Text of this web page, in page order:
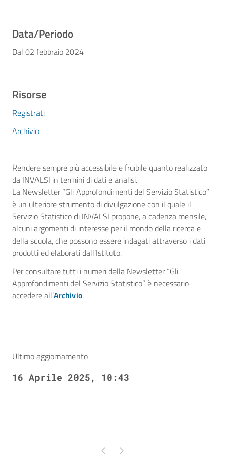
Data/Periodo
Dal 02 febbraio 2024
Risorse
Registrati
Archivio
Rendere sempre più accessibile e fruibile quanto realizzato
da INVALSI in termini di dati e analisi.
La Newsletter “Gli Approfondimenti del Servizio Statistico”
è un ulteriore strumento di divulgazione con il quale il
Servizio Statistico di INVALSI propone, a cadenza mensile,
alcuni argomenti di interesse per il mondo della ricerca e
della scuola, che possono essere indagati attraverso i dati
prodotti ed elaborati dall’Istituto.
Per consultare tutti i numeri della Newsletter “Gli
Approfondimenti del Servizio Statistico” è necessario
accedere all’Archivio.
Ultimo aggiornamento
16 Aprile 2025, 10:43
Pagina precedente
Pagina successiva